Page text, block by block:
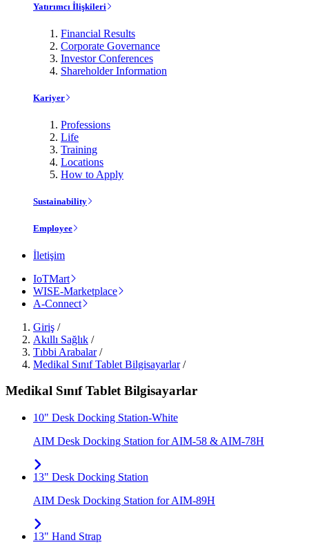
Yatırımcı İlişkileri
Financial Results
Corporate Governance
Investor Conferences
Shareholder Information
Kariyer
Professions
Life
Training
Locations
How to Apply
Sustainability
Employee
İletişim
IoTMart
WISE-Marketplace
A-Connect
Giriş /
Akıllı Sağlık /
Tıbbi Arabalar/
Medikal Sınıf Tablet Bilgisayarlar/
Medikal Sınıf Tablet Bilgisayarlar
10" Desk Docking Station-White
AIM Desk Docking Station for AIM-58 & AIM-78H
13" Desk Docking Station
AIM Desk Docking Station for AIM-89H
13" Hand Strap